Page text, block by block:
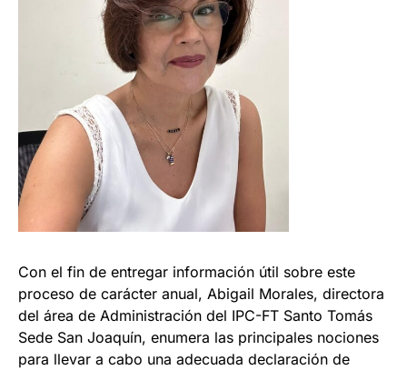
Con el fin de entregar información útil sobre este
proceso de carácter anual, Abigail Morales, directora
del área de Administración del IPC-FT Santo Tomás
Sede San Joaquín, enumera las principales nociones
para llevar a cabo una adecuada declaración de